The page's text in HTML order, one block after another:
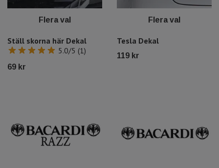
Flera val
Ställ skorna här Dekal
5.0/5 (1)
69 kr
Flera val
Tesla Dekal
119 kr